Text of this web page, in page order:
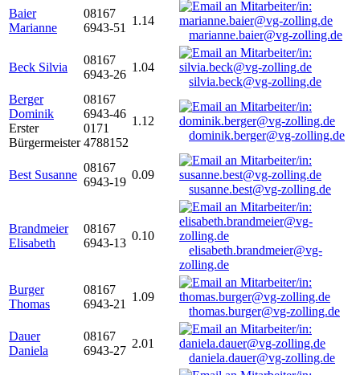
Baier
Marianne
08167
6943-51
1.14
marianne.baier@vg-zolling.de
Beck Silvia
08167
6943-26
1.04
silvia.beck@vg-zolling.de
Berger
Dominik
Erster
Bürgermeister
08167
6943-46
0171
4788152
1.12
dominik.berger@vg-zolling.de
Best Susanne
08167
6943-19
0.09
susanne.best@vg-zolling.de
Brandmeier
Elisabeth
08167
6943-13
0.10
elisabeth.brandmeier@vg-
zolling.de
Burger
Thomas
08167
6943-21
1.09
thomas.burger@vg-zolling.de
Dauer
Daniela
08167
6943-27
2.01
daniela.dauer@vg-zolling.de